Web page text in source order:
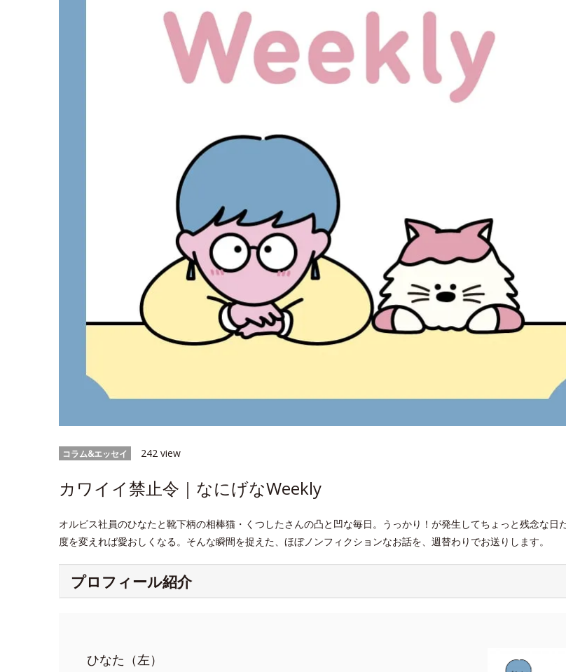
コラム&エッセイ 242 view
カワイイ禁止令｜なにげなWeekly
オルビス社員のひなたと靴下柄の相棒猫・くつしたさんの凸と凹な毎日。うっかり！が発生してちょっと残念な日
度を変えれば愛おしくなる。そんな瞬間を捉えた、ほぼノンフィクションなお話を、週替わりでお送りします。
プロフィール紹介
ひなた（左）